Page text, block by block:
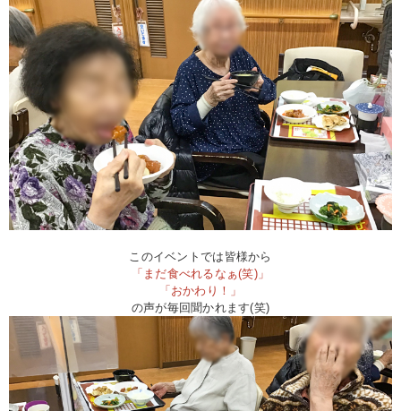
このイベントでは皆様から
「まだ食べれるなぁ(笑)」
「おかわり！」
の声が毎回聞かれます(笑)